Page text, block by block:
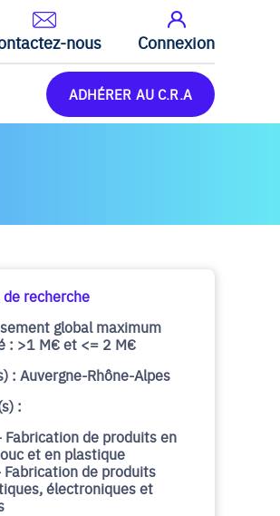
nous Connexion
ADHÉRER AU C.R.A
recherche
global maximum
: >1 M€ et <= 2 M€
: Auvergne-Rhône-Alpes
:
Fabrication de produits en
et en plastique
de produits
électroniques et